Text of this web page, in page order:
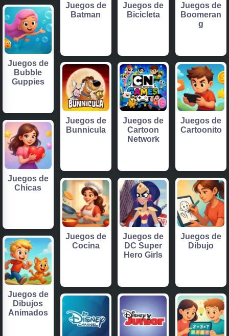
Juegos de
Batman
Juegos de
Bicicleta
Juegos de
Boomeran
g
Juegos de
Bubble
Guppies
Juegos de
Bunnicula
Juegos de
Cartoon
Network
Juegos de
Cartoonito
Juegos de
Chicas
Juegos de
Cocina
Juegos de
DC Super
Hero Girls
Juegos de
Dibujo
Juegos de
Dibujos
Animados